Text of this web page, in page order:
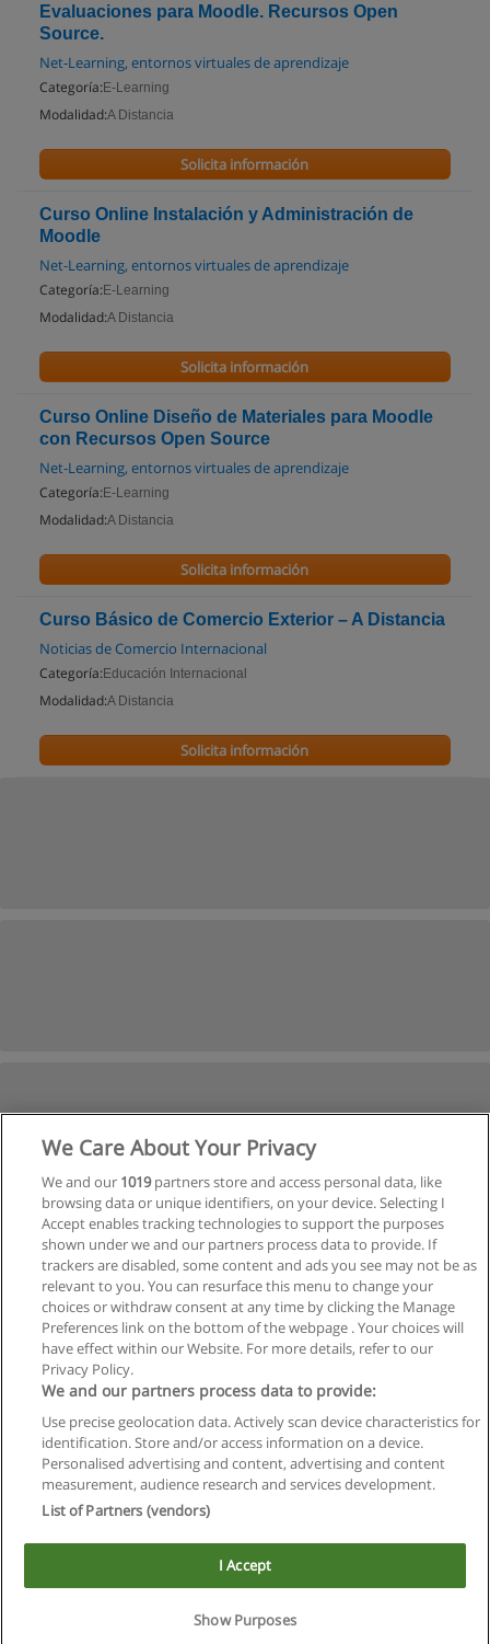
Evaluaciones para Moodle. Recursos Open
Source.
Net-Learning, entornos virtuales de aprendizaje
Categoría: E-Learning
Modalidad:A Distancia
Solicita información
Curso Online Instalación y Administración de
Moodle
Net-Learning, entornos virtuales de aprendizaje
Categoría: E-Learning
Modalidad:A Distancia
Solicita información
Curso Online Diseño de Materiales para Moodle
con Recursos Open Source
Net-Learning, entornos virtuales de aprendizaje
Categoría: E-Learning
Modalidad:A Distancia
Solicita información
Curso Básico de Comercio Exterior – A Distancia
Noticias de Comercio Internacional
Categoría: Educación Internacional
Modalidad:A Distancia
Solicita información
Siguiente
Página1de5
Privacidad de datos
Contactar con Educaedu
Copyright © Educaedu Business S.L. - CIF : B-95610580: -
Este sitio utiliza cookies.
Si continua navegando, consideramos que acepta su uso.
|
We Care About Your Privacy
We and our 1019partners store and access personal data, like
browsing data or unique identifiers, on your device. Selecting I
Accept enables tracking technologies to support the purposes
shown under we and our partners process data to provide. If
trackers are disabled, some content and ads you see may not be as
relevant to you. You can resurface this menu to change your
choices or withdraw consent at any time by clicking the Manage
Preferences link on the bottom of the webpage . Your choices will
have effect within our Website. For more details, refer to our
Privacy Policy.
We and our partners process data to provide:
Use precise geolocation data. Actively scan device characteristics for
identification. Store and/or access information on a device.
Personalised advertising and content, advertising and content
measurement, audience research and services development.
List of Partners (vendors)
I Accept
Show Purposes